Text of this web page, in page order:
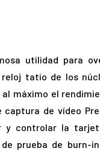
utilidad para
tatio de los
máximo el
de vídeo
y controlar la
prueba de burn-